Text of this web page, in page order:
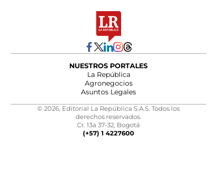
NUESTROS PORTALES
La República
Agronegocios
Asuntos Legales
© 2026, Editorial La República S.A.S. Todos los
derechos reservados.
Cr. 13a 37-32, Bogotá
(+57) 1 4227600